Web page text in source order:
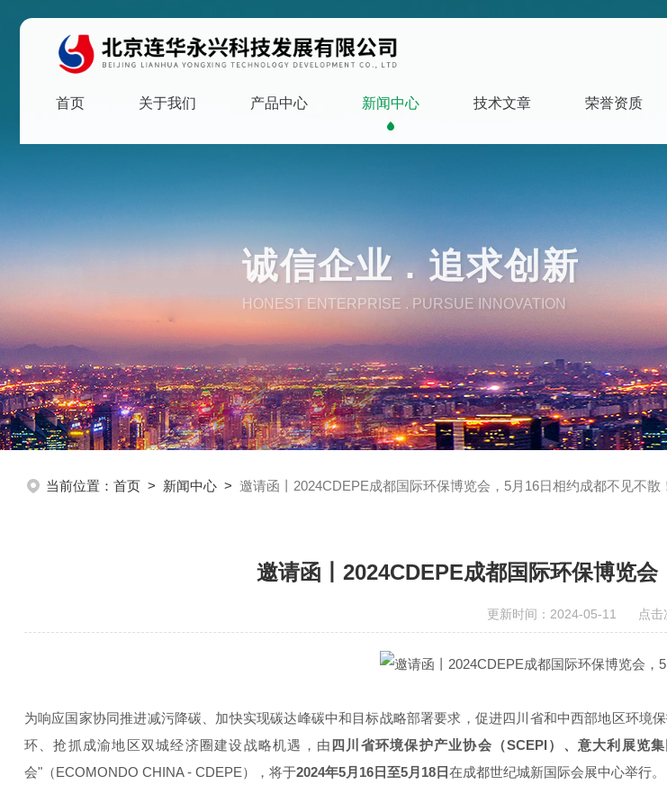
首页 关于我们 产品中心 新闻中心 技术文章 荣誉资质
诚信企业 . 追求创新
HONEST ENTERPRISE . PURSUE INNOVATION
当前位置： 首页> 新闻中心> 邀请函丨2024CDEPE成都国际环保博览会，5月16日相约成都不见不散
邀请函丨2024CDEPE成都国际环保博览会
更新时间：2024-05-11 点击
为响应国家协同推进减污降碳、加快实现碳达峰碳中和目标战略部署要求，促进四川省和中西部地区环
环、抢抓成渝地区双城经济圈建设战略机遇，由 四川省环境保护产业协会（SCEPI）、意大利展览
会"（ECOMONDO CHINA - CDEPE），将于2024年5月16日至5月18日在成都世纪城新国际会展中心举行。